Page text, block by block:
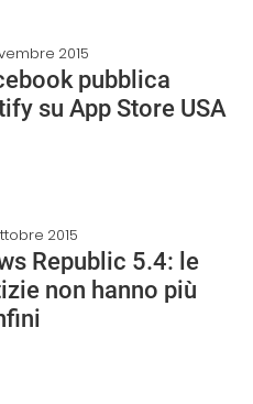
2015
pubblica
su App Store USA
2015
Republic 5.4: le
non hanno più